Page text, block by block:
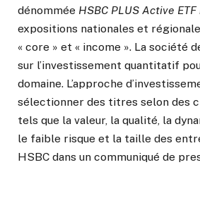
dénommée HSBC PLUS Active ETF
expositions nationales et
« core » et « income ». La société
sur l’investissement quantitatif
domaine. L’approche
sélectionner des titres selon des
tels que la valeur, la qualité, la
le faible risque et la taille des
HSBC dans un communiqué de